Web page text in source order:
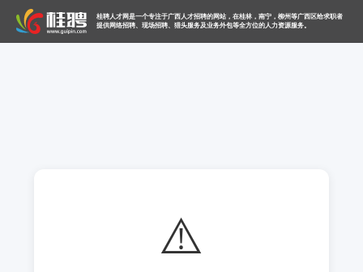
桂聘人才网是一个专注于广西人才招聘的网站，在桂林，南宁，柳州等广西区给求职者
提供网络招聘、现场招聘、猎头服务及业务外包等全方位的人力资源服务。
⚠️